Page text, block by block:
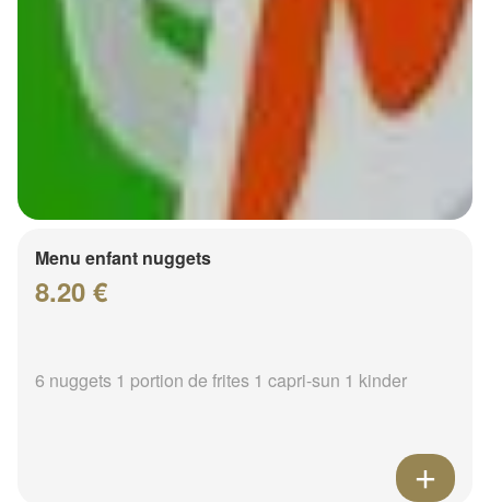
Menu enfant nuggets
8.20 €
6 nuggets 1 portion de frites 1 capri-sun 1 kinder